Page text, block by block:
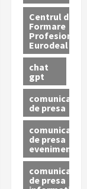
Centrul de
Formare
Profesionala
Eurodeal
chat
gpt
comunicat
de presa
comunicat
de presa
eveniment
comunicat
de presa